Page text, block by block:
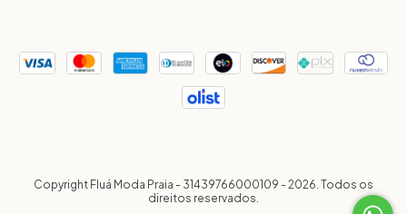
Copyright Fluá Moda Praia - 31439766000109 - 2026. Todos os
direitos reservados.